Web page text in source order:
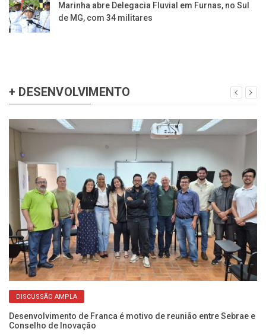
Marinha abre Delegacia Fluvial em Furnas, no Sul
de MG, com 34 militares
+ DESENVOLVIMENTO
DISCUSSÃO AMPLA
Desenvolvimento de Franca é motivo de reunião entre Sebrae e
Conselho de Inovação